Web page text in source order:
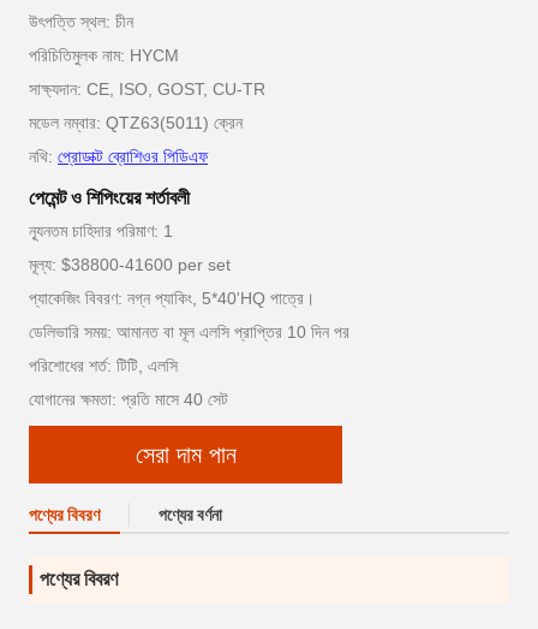
উৎপত্তি স্থল: চীন
পরিচিতিমুলক নাম: HYCM
সাক্ষ্যদান: CE, ISO, GOST, CU-TR
মডেল নম্বার: QTZ63(5011) ক্রেন
নথি: প্রোডাক্ট ব্রোশিওর পিডিএফ
পেমেন্ট ও শিপিংয়ের শর্তাবলী
ন্যূনতম চাহিদার পরিমাণ: 1
মূল্য: $38800-41600 per set
প্যাকেজিং বিবরণ: নগ্ন প্যাকিং, 5*40'HQ পাত্রে।
ডেলিভারি সময়: আমানত বা মূল এলসি প্রাপ্তির 10 দিন পর
পরিশোধের শর্ত: টিটি, এলসি
যোগানের ক্ষমতা: প্রতি মাসে 40 সেট
সেরা দাম পান
পণ্যের বিবরণ পণ্যের বর্ণনা
পণ্যের বিবরণ